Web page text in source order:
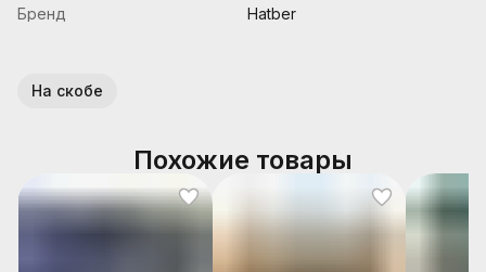
Бренд
Hatber
На скобе
Похожие товары